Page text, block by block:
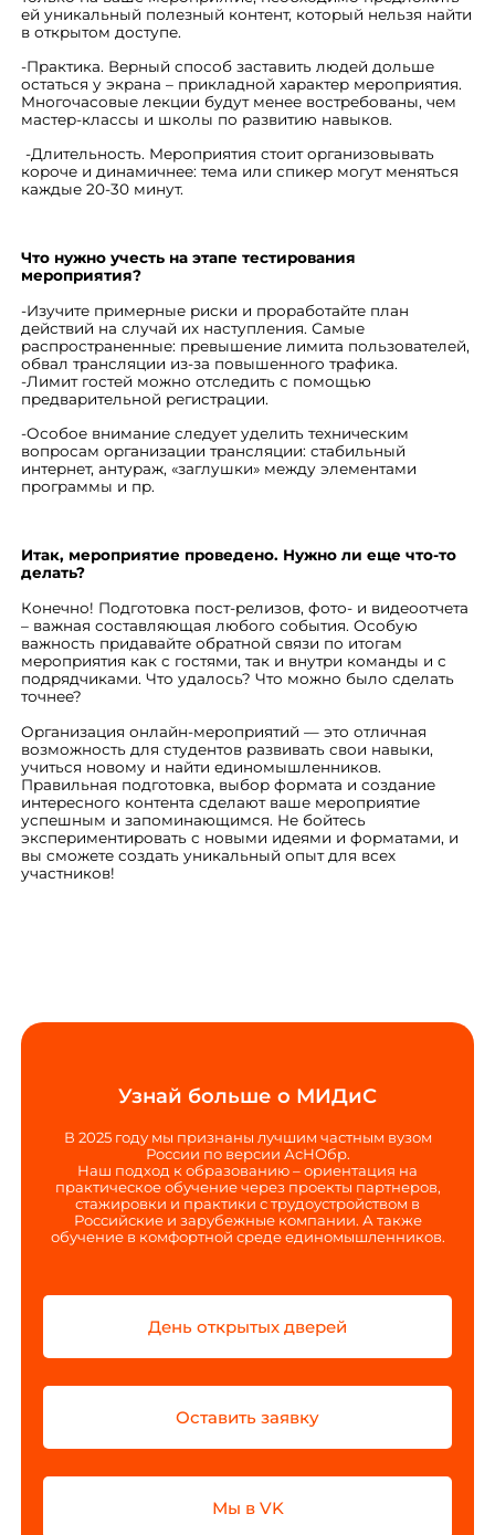
ей уникальный полезный контент, который нельзя найти
в открытом доступе.
-Практика. Верный способ заставить людей дольше
остаться у экрана – прикладной характер мероприятия.
Многочасовые лекции будут менее востребованы, чем
мастер-классы и школы по развитию навыков.
-Длительность. Мероприятия стоит организовывать
короче и динамичнее: тема или спикер могут меняться
каждые 20-30 минут.
Что нужно учесть на этапе тестирования
мероприятия?
-Изучите примерные риски и проработайте план
действий на случай их наступления. Самые
распространенные: превышение лимита пользователей,
обвал трансляции из-за повышенного трафика.
-Лимит гостей можно отследить с помощью
предварительной регистрации.
-Особое внимание следует уделить техническим
вопросам организации трансляции: стабильный
интернет, антураж, «заглушки» между элементами
программы и пр.
Итак, мероприятие проведено. Нужно ли еще что-то
делать?
Конечно! Подготовка пост-релизов, фото- и видеоотчета
– важная составляющая любого события. Особую
важность придавайте обратной связи по итогам
мероприятия как с гостями, так и внутри команды и с
подрядчиками. Что удалось? Что можно было сделать
точнее?
Организация онлайн-мероприятий — это отличная
возможность для студентов развивать свои навыки,
учиться новому и найти единомышленников.
Правильная подготовка, выбор формата и создание
интересного контента сделают ваше мероприятие
успешным и запоминающимся. Не бойтесь
экспериментировать с новыми идеями и форматами, и
вы сможете создать уникальный опыт для всех
участников!
Узнай больше о МИДиС
В 2025 году мы признаны лучшим частным вузом
России по версии АсНОбр.
Наш подход к образованию – ориентация на
практическое обучение через проекты партнеров,
стажировки и практики с трудоустройством в
Российские и зарубежные компании. А также
обучение в комфортной среде единомышленников.
День открытых дверей
Оставить заявку
Мы в VK